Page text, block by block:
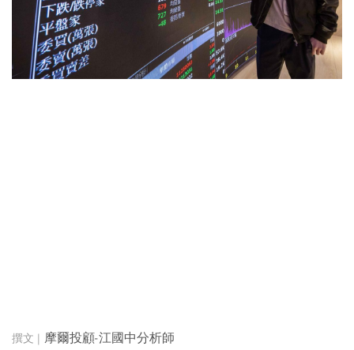
摩爾投顧-江國中分析師